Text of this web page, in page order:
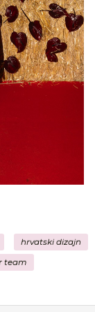
hrvatski dizajn
team